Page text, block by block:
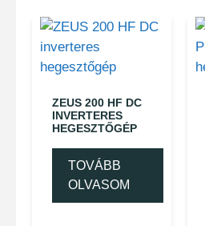
ZEUS 200 HF DC
INVERTERES
HEGESZTŐGÉP
TOVÁBB
OLVASOM